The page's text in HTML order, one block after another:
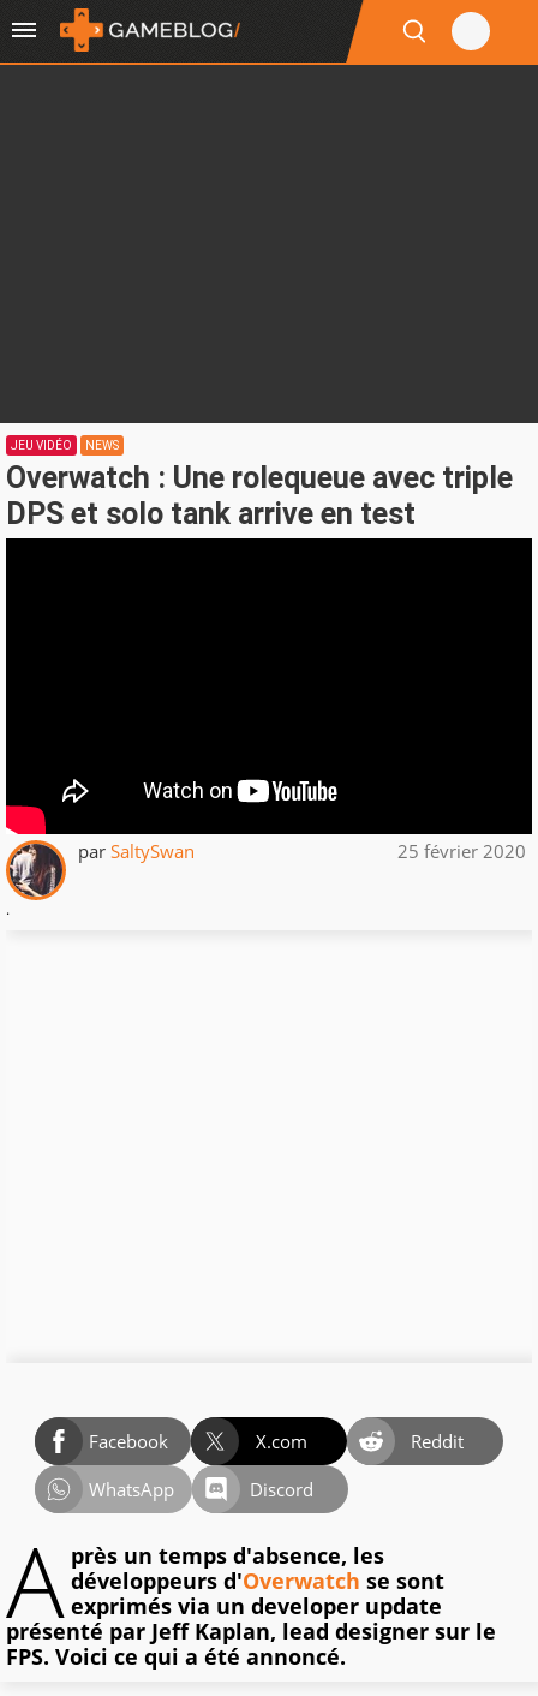
JEU VIDÉO NEWS
Overwatch : Une rolequeue avec triple
DPS et solo tank arrive en test
par SaltySwan 25 février 2020
.
Facebook X.com
Reddit
WhatsApp
Discord
A près un temps d'absence, les
développeurs d'Overwatch se sont
exprimés via un developer update
présenté par Jeff Kaplan, lead designer sur le
FPS. Voici ce qui a été annoncé.